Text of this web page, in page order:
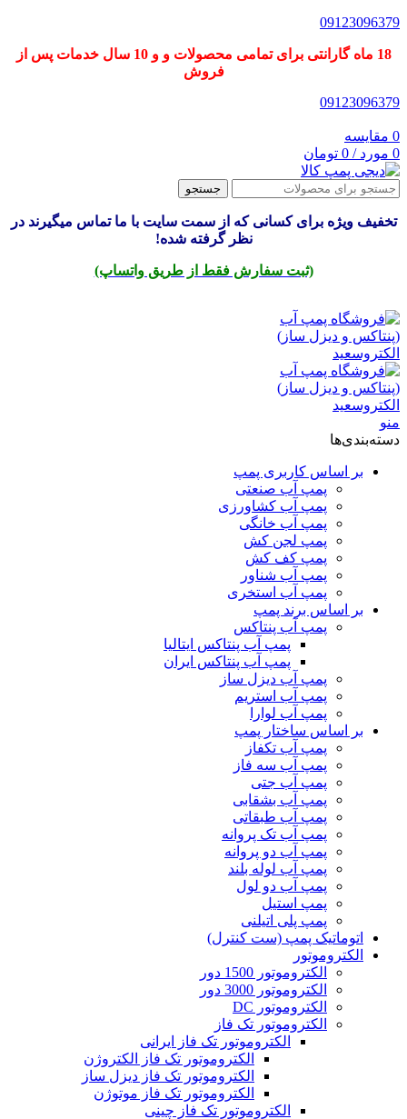
09123096379
18 ماه گارانتی برای تمامی محصولات و و 10 سال خدمات پس از
فروش
09123096379
0 مقایسه
0 مورد /
0 تومان
جستجو
تخفیف ویژه برای کسانی که از سمت سایت با ما تماس میگیرند در
نظر گرفته شده!
(ثبت سفارش فقط از طریق واتساپ)
منو
دسته‌بندی‌ها
بر اساس کاربری پمپ
پمپ آب صنعتی
پمپ آب کشاورزی
پمپ آب خانگی
پمپ لجن کش
پمپ کف کش
پمپ آب شناور
پمپ آب استخری
بر اساس برند پمپ
پمپ آب پنتاکس
پمپ آب پنتاکس ایتالیا
پمپ آب پنتاکس ایران
پمپ آب دیزل ساز
پمپ آب استریم
پمپ آب لوارا
بر اساس ساختار پمپ
پمپ آب تکفاز
پمپ آب سه فاز
پمپ آب جتی
پمپ آب بشقابی
پمپ آب طبقاتی
پمپ آب تک پروانه
پمپ آب دو پروانه
پمپ آب لوله بلند
پمپ آب دو لول
پمپ استیل
پمپ پلی اتیلنی
اتوماتیک پمپ (ست کنترل)
الکتروموتور
الکتروموتور 1500 دور
الکتروموتور 3000 دور
الکتروموتور DC
الکتروموتور تک فاز
الکتروموتور تک فاز ایرانی
الکتروموتور تک فاز الکتروژن
الکتروموتور تک فاز دیزل ساز
الکتروموتور تک فاز موتوژن
الکتروموتور تک فاز چینی